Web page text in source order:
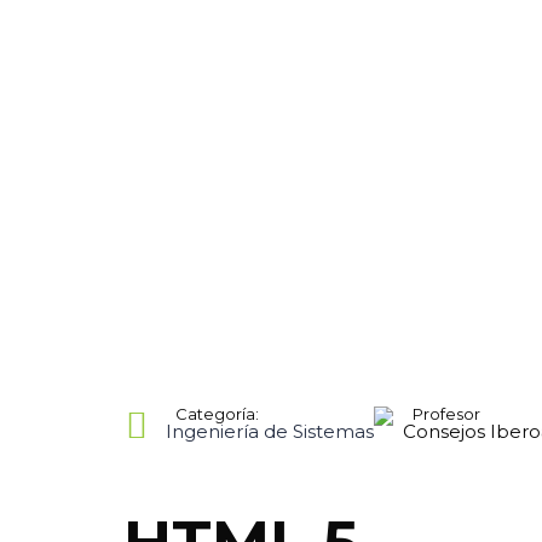
Categoría:
Ingeniería de Sistemas
Profesor
Consejos